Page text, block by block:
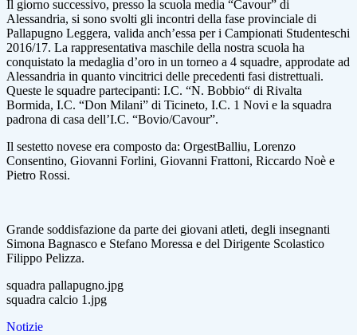
Il giorno successivo, presso la scuola media “Cavour” di
Alessandria, si sono svolti gli incontri della fase provinciale di
Pallapugno Leggera, valida anch’essa per i Campionati Studenteschi
2016/17. La rappresentativa maschile della nostra scuola ha
conquistato la medaglia d’oro in un torneo a 4 squadre, approdate ad
Alessandria in quanto vincitrici delle precedenti fasi distrettuali.
Queste le squadre partecipanti: I.C. “N. Bobbio“ di Rivalta
Bormida, I.C. “Don Milani” di Ticineto, I.C. 1 Novi e la squadra
padrona di casa dell’I.C. “Bovio/Cavour”.
Il sestetto novese era composto da: OrgestBalliu, Lorenzo
Consentino, Giovanni Forlini, Giovanni Frattoni, Riccardo Noè e
Pietro Rossi.
Grande soddisfazione da parte dei giovani atleti, degli insegnanti
Simona Bagnasco e Stefano Moressa e del Dirigente Scolastico
Filippo Pelizza.
squadra pallapugno.jpg
squadra calcio 1.jpg
Notizie